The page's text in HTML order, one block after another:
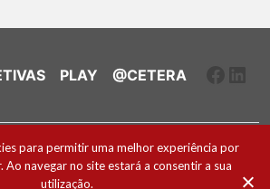
PLAY @CETERA
Editorial
para permitir uma melhor experiência por
navegar no site estará a consentir a sua
utilização.